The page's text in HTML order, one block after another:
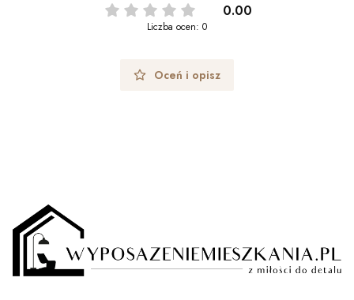
0.00
Liczba ocen: 0
Oceń i opisz